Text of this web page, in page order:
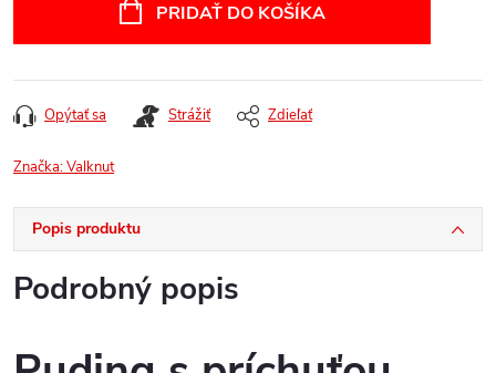
PRIDAŤ DO KOŠÍKA
Opýtať sa Strážiť Zdieľať
Značka:Valknut
Popis produktu
Podrobný popis